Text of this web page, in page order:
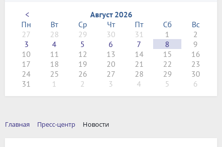
<
Август 2026
Пн
Вт Ср Чт Пт Сб
Вс
27
28 29 30 31 1
2
3
4 5 6 7 8
9
10
11 12 13 14 15
16
17
18 19 20 21 22
23
24
25 26 27 28 29
30
31
1 2 3 4 5 6
Главная Пресс-центр Новости